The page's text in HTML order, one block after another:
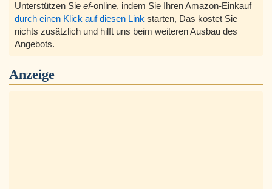
Unterstützen Sie ef-online, indem Sie Ihren Amazon-Einkauf
durch einen Klick auf diesen Link starten, Das kostet Sie
nichts zusätzlich und hilft uns beim weiteren Ausbau des
Angebots.
Anzeige